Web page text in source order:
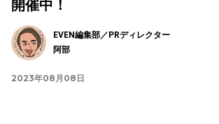
開催中！
EVEN編集部／PRディレクター
阿部
2023年08月08日